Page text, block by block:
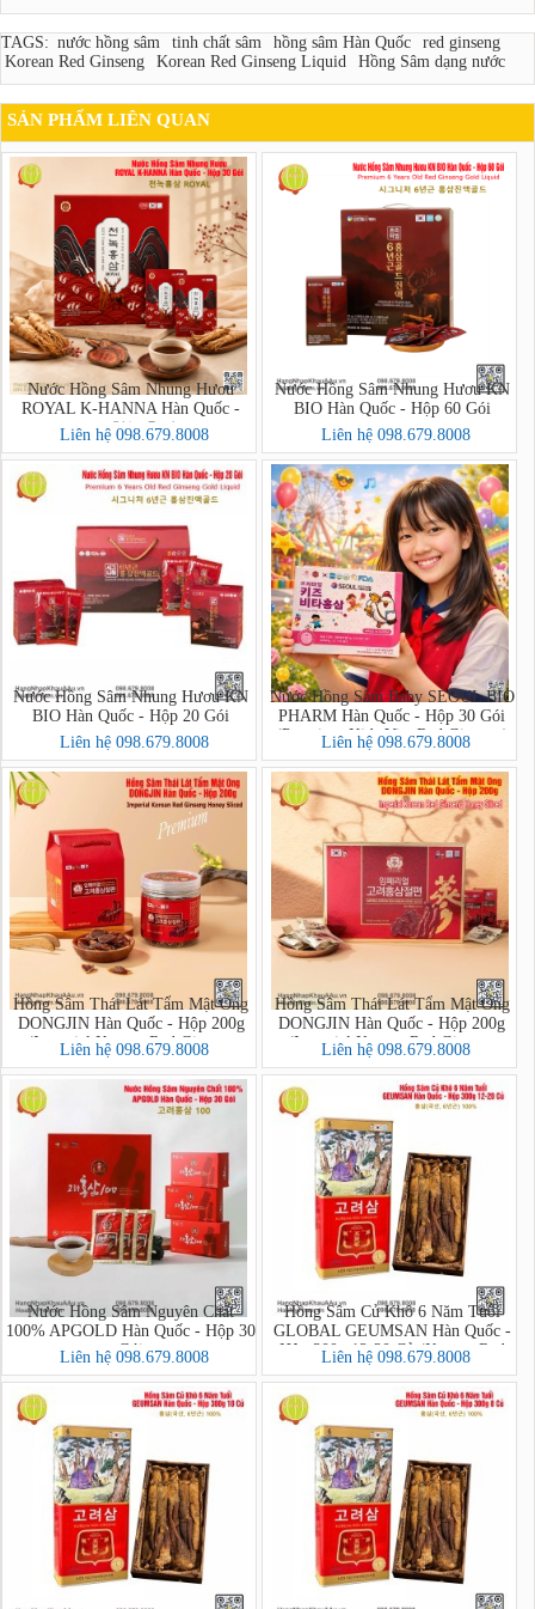
TAGS: nước hồng sâm tinh chất sâm hồng sâm Hàn Quốc
red ginseng
Korean Red Ginseng
Korean Red Ginseng Liquid Hồng Sâm dạng nước
SẢN PHẨM LIÊN QUAN
Nước Hồng Sâm Nhung Hươu
ROYAL K-HANNA Hàn Quốc -
Hộp 30 Gói (천녹홍삼 ROYAL)
Liên hệ 098.679.8008
Nước Hồng Sâm Nhung Hươu KN
BIO Hàn Quốc - Hộp 60 Gói
Liên hệ 098.679.8008
Nước Hồng Sâm Nhung Hươu KN
BIO Hàn Quốc - Hộp 20 Gói
Liên hệ 098.679.8008
Nước Hồng Sâm Baby SEOUL BIO
PHARM Hàn Quốc - Hộp 30 Gói
(Premium Kids Vita Red Ginseng)
Liên hệ 098.679.8008
Hồng Sâm Thái Lát Tẩm Mật Ong
DONGJIN Hàn Quốc - Hộp 200g
(Imperial Korean Red Ginseng
Honey Sliced PREMIUM)
Liên hệ 098.679.8008
Hồng Sâm Thái Lát Tẩm Mật Ong
DONGJIN Hàn Quốc - Hộp 200g
(Imperial Korean Red Ginseng
Honey Sliced)
Liên hệ 098.679.8008
Nước Hồng Sâm Nguyên Chất
100% APGOLD Hàn Quốc - Hộp 30
Gói
Liên hệ 098.679.8008
Hồng Sâm Củ Khô 6 Năm Tuổi
GLOBAL GEUMSAN Hàn Quốc -
Hộp 300g 12-20 Củ (Korean Red
Ginseng)
Liên hệ 098.679.8008